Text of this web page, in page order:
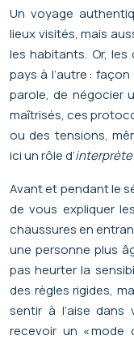
Un voyage
lieux visités, mais
les habitants. Or,
pays à l’autre :
parole, de négocier
maîtrisés, ces
ou des tensions,
ici un rôle d’
Avant et pendant le
de vous expliquer
chaussures en
une personne plus
pas heurter la
des règles rigides,
sentir à l’aise dans
recevoir un « mode